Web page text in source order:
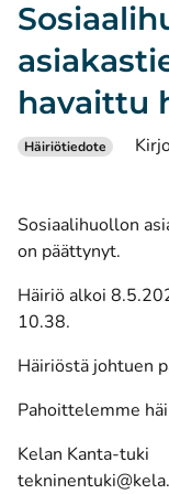
havaittu
Häiriötiedote
Sosiaalihuollon
on päättynyt.
Häiriö alkoi
10.38.
Häiriöstä johtuen
Pahoittelemme
Kelan Kanta-tuki